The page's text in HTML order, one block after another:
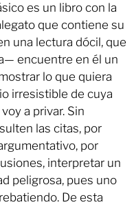
es un libro con la
que contiene su
una lectura dócil, que
encuentre en él un
lo que quiera
irresistible de cuya
a privar. Sin
las citas, por
por
interpretar un
peligrosa, pues uno
De esta